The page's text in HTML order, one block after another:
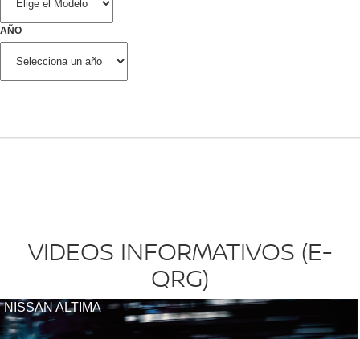
AÑO
VIDEOS INFORMATIVOS (E-
QRG)
NISSAN ALTIMA